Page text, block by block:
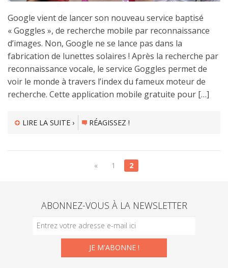
Google vient de lancer son nouveau service baptisé
« Goggles », de recherche mobile par reconnaissance
d’images. Non, Google ne se lance pas dans la
fabrication de lunettes solaires ! Après la recherche par
reconnaissance vocale, le service Goggles permet de
voir le monde à travers l’index du fameux moteur de
recherche. Cette application mobile gratuite pour […]
LIRE LA SUITE › RÉAGISSEZ !
« 1 2
ABONNEZ-VOUS À LA NEWSLETTER